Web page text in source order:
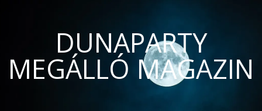
DUNAPARTY
MEGÁLLÓ MAGAZIN